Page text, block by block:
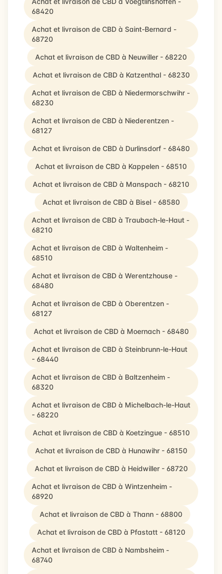
68420
Achat et livraison de CBD à Saint-Bernard -
68720
Achat et livraison de CBD à Neuwiller - 68220
Achat et livraison de CBD à Katzenthal - 68230
Achat et livraison de CBD à Niedermorschwihr -
68230
Achat et livraison de CBD à Niederentzen -
68127
Achat et livraison de CBD à Durlinsdorf - 68480
Achat et livraison de CBD à Kappelen - 68510
Achat et livraison de CBD à Manspach - 68210
Achat et livraison de CBD à Bisel - 68580
Achat et livraison de CBD à Traubach-le-Haut -
68210
Achat et livraison de CBD à Waltenheim -
68510
Achat et livraison de CBD à Werentzhouse -
68480
Achat et livraison de CBD à Oberentzen -
68127
Achat et livraison de CBD à Moernach - 68480
Achat et livraison de CBD à Steinbrunn-le-Haut
- 68440
Achat et livraison de CBD à Baltzenheim -
68320
Achat et livraison de CBD à Michelbach-le-Haut
- 68220
Achat et livraison de CBD à Koetzingue - 68510
Achat et livraison de CBD à Hunawihr - 68150
Achat et livraison de CBD à Heidwiller - 68720
Achat et livraison de CBD à Wintzenheim -
68920
Achat et livraison de CBD à Thann - 68800
Achat et livraison de CBD à Pfastatt - 68120
Achat et livraison de CBD à Nambsheim -
68740